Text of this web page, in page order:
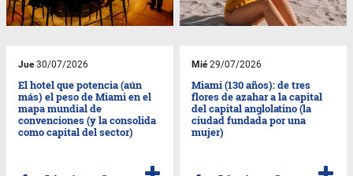
Jue30/07/2026
El hotel que potencia (aún
más) el peso de Miami en el
mapa mundial de
convenciones (y la consolida
como capital del sector)
Mié29/07/2026
Miami (130 años): de tres
flores de azahar a la capital
del capital anglolatino (la
ciudad fundada por una
mujer)